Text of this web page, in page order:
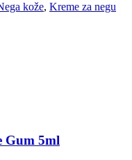
kože, Kreme za negu
Gum 5ml